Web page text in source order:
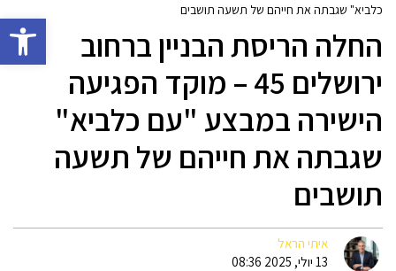
פתח
כלביא" שגבתה את חייהם של תשעה תושבים
החלה הריסת הבניין ברחוב
ירושלים 45 – מוקד הפגיעה
הישירה במבצע "עם כלביא"
שגבתה את חייהם של תשעה
תושבים
איתי הראל
13 יולי, 2025 08:36